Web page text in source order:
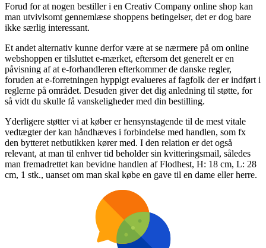
Forud for at nogen bestiller i en Creativ Company online shop kan
man utvivlsomt gennemlæse shoppens betingelser, det er dog bare
ikke særlig interessant.
Et andet alternativ kunne derfor være at se nærmere på om online
webshoppen er tilsluttet e-mærket, eftersom det generelt er en
påvisning af at e-forhandleren efterkommer de danske regler,
foruden at e-forretningen hyppigt evalueres af fagfolk der er indført i
reglerne på området. Desuden giver det dig anledning til støtte, for
så vidt du skulle få vanskeligheder med din bestilling.
Yderligere støtter vi at køber er hensynstagende til de mest vitale
vedtægter der kan håndhæves i forbindelse med handlen, som fx
den bytteret netbutikken kører med. I den relation er det også
relevant, at man til enhver tid beholder sin kvitteringsmail, således
man fremadrettet kan bevidne handlen af Flodhest, H: 18 cm, L: 28
cm, 1 stk., uanset om man skal købe en gave til en dame eller herre.